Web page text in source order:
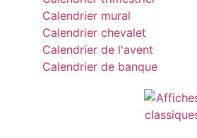
Calendrier mural
Calendrier chevalet
Calendrier de l'avent
Calendrier de banque